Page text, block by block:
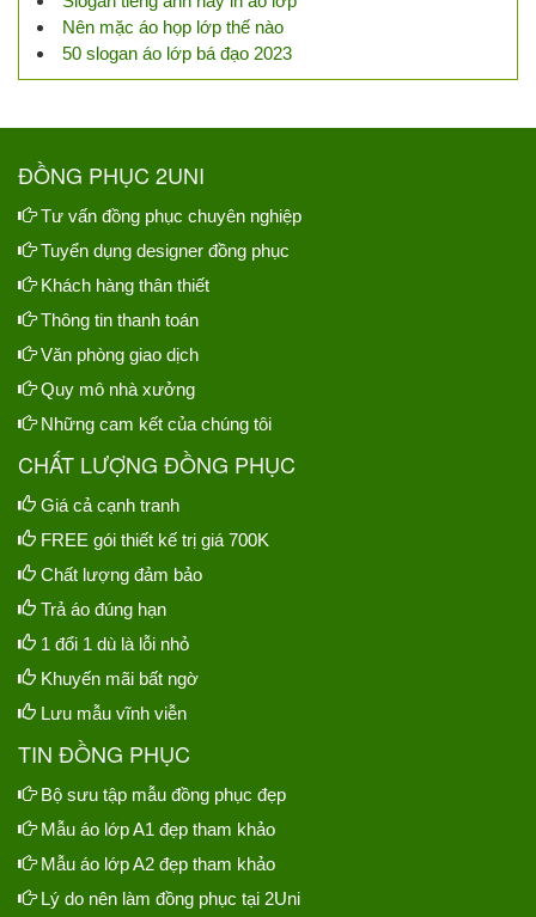
Nên mặc áo họp lớp thế nào
50 slogan áo lớp bá đạo 2023
ĐỒNG PHỤC 2UNI
Tư vấn đồng phục chuyên nghiệp
Tuyển dụng designer đồng phục
Khách hàng thân thiết
Thông tin thanh toán
Văn phòng giao dịch
Quy mô nhà xưởng
Những cam kết của chúng tôi
CHẤT LƯỢNG ĐỒNG PHỤC
Giá cả cạnh tranh
FREE gói thiết kế trị giá 700K
Chất lượng đảm bảo
Trả áo đúng hạn
1 đổi 1 dù là lỗi nhỏ
Khuyến mãi bất ngờ
Lưu mẫu vĩnh viễn
TIN ĐỒNG PHỤC
Bộ sưu tập mẫu đồng phục đẹp
Mẫu áo lớp A1 đẹp tham khảo
Mẫu áo lớp A2 đẹp tham khảo
Lý do nên làm đồng phục tại 2Uni